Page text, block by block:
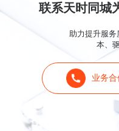
联系天时同城
助力提升服务
本、
业务合